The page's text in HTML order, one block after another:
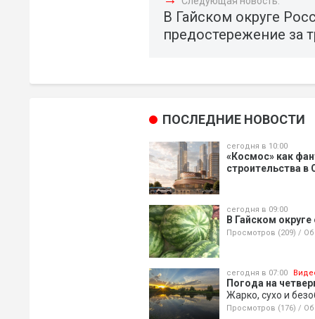
В Гайском округе
предостережение за
ПОСЛЕДНИЕ НОВОСТИ
сегодня в 10:00
«Космос» как
строительства в
сегодня в 09:00
В Гайском
Просмотров (209) /
сегодня в 07:00
Погода на
Жарко, сухо и
Просмотров (176) /